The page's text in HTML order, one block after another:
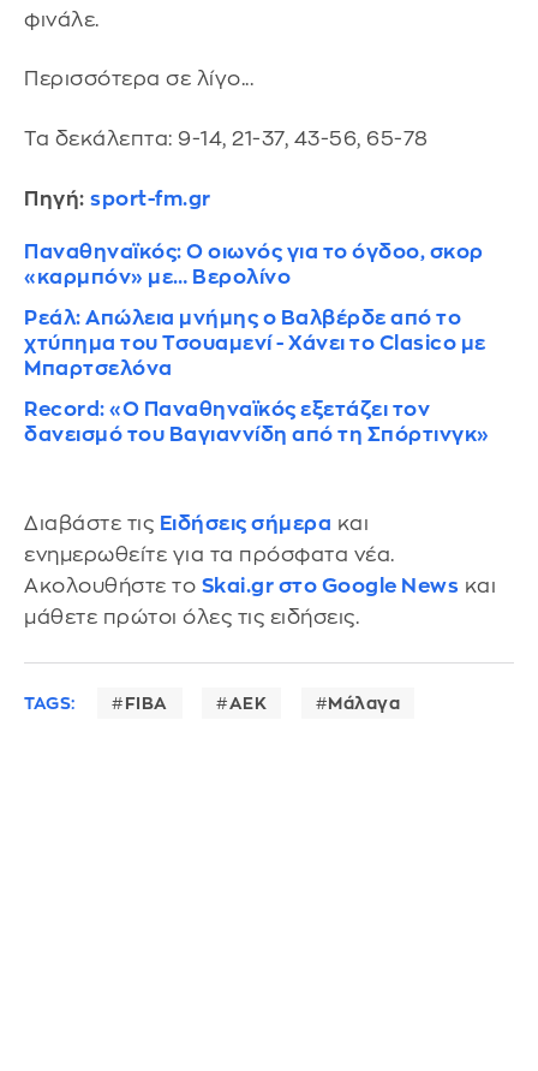
φινάλε.
Περισσότερα σε λίγο...
Τα δεκάλεπτα: 9-14, 21-37, 43-56, 65-78
Πηγή: sport-fm.gr
Παναθηναϊκός: Ο οιωνός για το όγδοο, σκορ
«καρμπόν» με… Βερολίνο
Ρεάλ: Απώλεια μνήμης ο Βαλβέρδε από το
χτύπημα του Τσουαμενί - Χάνει το Clasico με
Μπαρτσελόνα
Record: «Ο Παναθηναϊκός εξετάζει τον
δανεισμό του Βαγιαννίδη από τη Σπόρτινγκ»
Διαβάστε τις Ειδήσεις σήμερα και
ενημερωθείτε για τα πρόσφατα νέα.
Ακολουθήστε το Skai.gr στο Google News και
μάθετε πρώτοι όλες τις ειδήσεις.
TAGS: FIBA ΑΕΚ Μάλαγα